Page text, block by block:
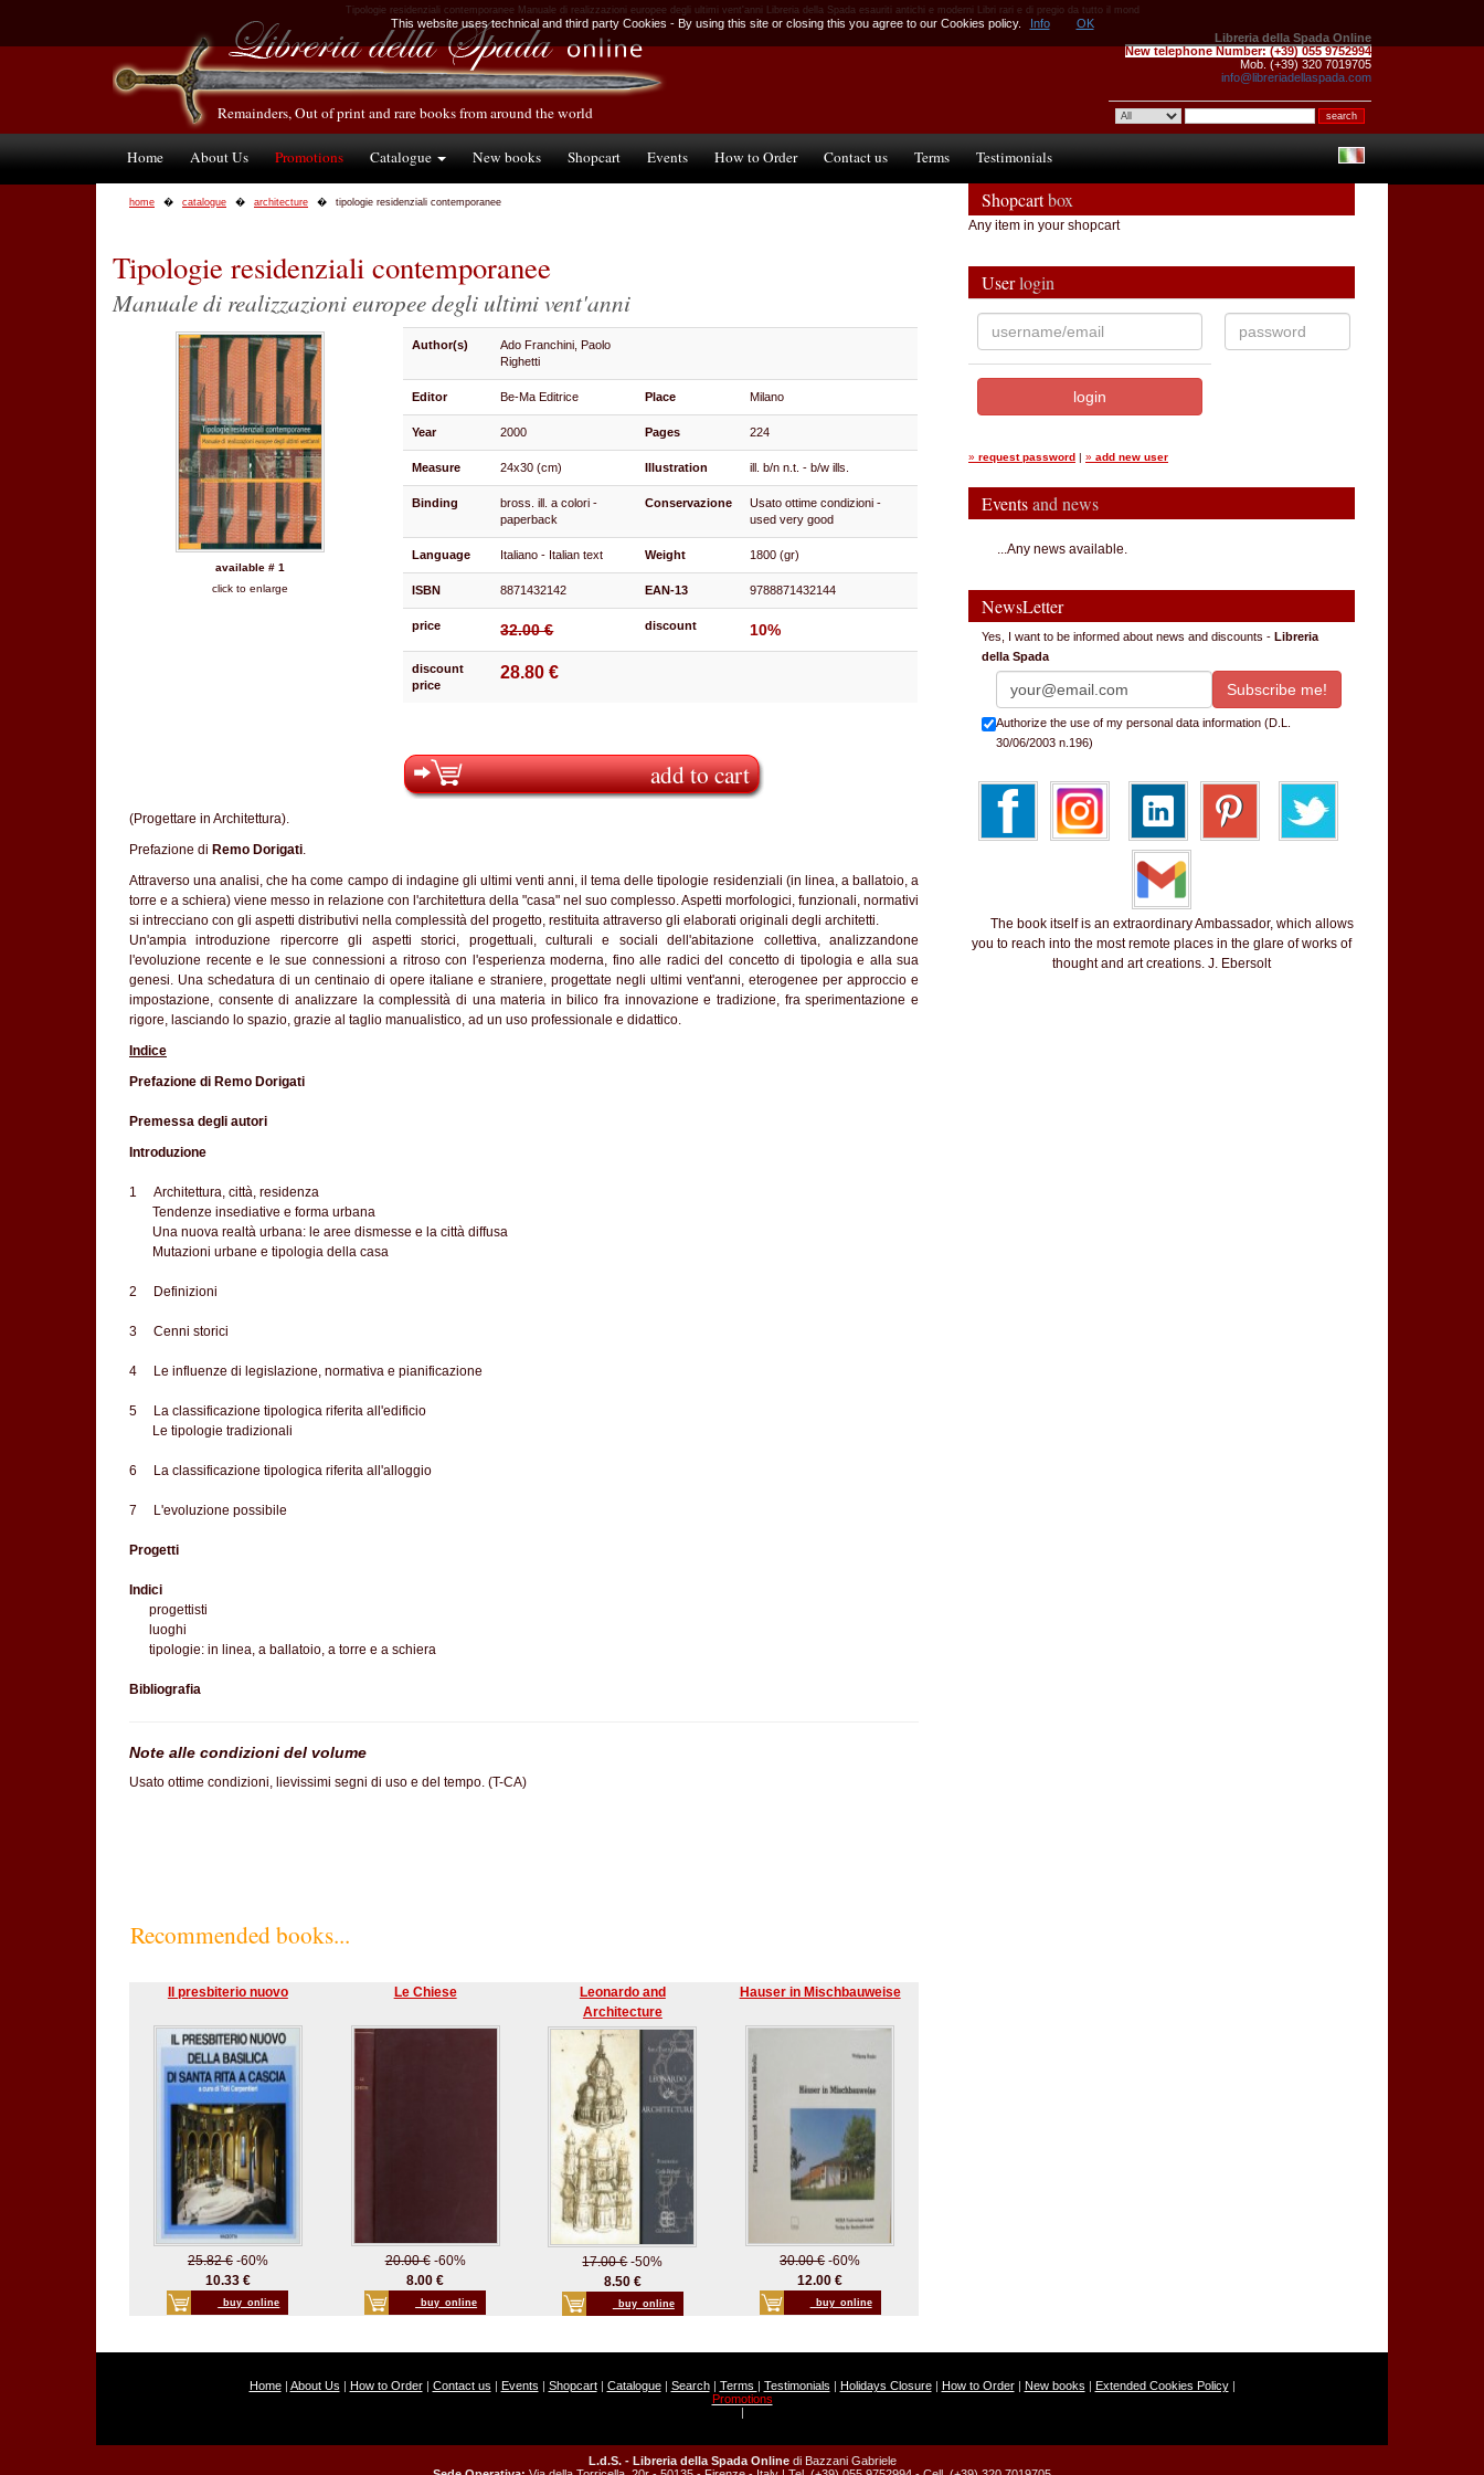
Tipologie residenziali contemporanee Manuale di realizzazioni europee degli ultimi vent'anni Libreria della Spada esauriti antichi e moderni Libri rari e di pregio da tutto il mond
Libreria della Spada Online
New telephone Number:(+39) 055 9752994
Mob. (+39) 320 7019705
info@libreriadellaspada.com
Remainders, Out of print and rare books from around the world
Home About Us Promotions Catalogue New books Shopcart Events How to Order Contact us Terms Testimonials
home catalogue architecture tipologie residenziali contemporanee
Tipologie residenziali contemporanee
Manuale di realizzazioni europee degli ultimi vent'anni
available # 1
click to enlarge
Author(s)
Ado Franchini, Paolo
Righetti
Editor Be-Ma Editrice Place Milano
Year 2000 Pages 224
Measure 24x30 (cm) Illustration ill. b/n n.t. - b/w ills.
Binding
bross. ill. a colori -
paperback
Conservazione
Usato ottime condizioni -
used very good
Language Italiano - Italian text Weight 1800 (gr)
ISBN 8871432142 EAN-13 9788871432144
price 32.00 € discount 10%
discount
price
28.80 €
add to cart
(Progettare in Architettura).
Prefazione di Remo Dorigati.
Attraverso una analisi, che ha come campo di indagine gli ultimi venti anni, il tema delle tipologie residenziali (in linea, a ballatoio, a
torre e a schiera) viene messo in relazione con l'architettura della "casa" nel suo complesso. Aspetti morfologici, funzionali, normativi
si intrecciano con gli aspetti distributivi nella complessità del progetto, restituita attraverso gli elaborati originali degli architetti.
Un'ampia introduzione ripercorre gli aspetti storici, progettuali, culturali e sociali dell'abitazione collettiva, analizzandone
l'evoluzione recente e le sue connessioni a ritroso con l'esperienza moderna, fino alle radici del concetto di tipologia e alla sua
genesi. Una schedatura di un centinaio di opere italiane e straniere, progettate negli ultimi vent'anni, eterogenee per approccio e
impostazione, consente di analizzare la complessità di una materia in bilico fra innovazione e tradizione, fra sperimentazione e
rigore, lasciando lo spazio, grazie al taglio manualistico, ad un uso professionale e didattico.
Indice
Prefazione di Remo Dorigati
Premessa degli autori
Introduzione
1 Architettura, città, residenza
Tendenze insediative e forma urbana
Una nuova realtà urbana: le aree dismesse e la città diffusa
Mutazioni urbane e tipologia della casa
2 Definizioni
3 Cenni storici
4 Le influenze di legislazione, normativa e pianificazione
5 La classificazione tipologica riferita all'edificio
Le tipologie tradizionali
6 La classificazione tipologica riferita all'alloggio
7 L'evoluzione possibile
Progetti
Indici
progettisti
luoghi
tipologie: in linea, a ballatoio, a torre e a schiera
Bibliografia
Note alle condizioni del volume
Usato ottime condizioni, lievissimi segni di uso e del tempo. (T-CA)
Recommended books...
Il presbiterio nuovo
25.82 €-60%
10.33 €
_buy_online
Le Chiese
20.00 €-60%
8.00 €
_buy_online
Leonardo and
Architecture
17.00 €-50%
8.50 €
_buy_online
Hauser in Mischbauweise
30.00 €-60%
12.00 €
_buy_online
Shopcartbox
Any item in your shopcart
Userlogin
» request password | » add new user
Eventsand news
...Any news available.
NewsLetter
Yes, I want to be informed about news and discounts - Libreria
della Spada
Authorize the use of my personal data information (D.L.
30/06/2003 n.196)
The book itself is an extraordinary Ambassador, which allows
you to reach into the most remote places in the glare of works of
thought and art creations. J. Ebersolt
Home| About Us | How to Order| Contact us | Events | Shopcart| Catalogue| Search| Terms | Testimonials | Holidays Closure| How to Order| New books | Extended Cookies Policy|
Promotions
|
L.d.S. - Libreria della Spada Online di Bazzani Gabriele
This website uses technical and third party Cookies - By using this site or closing this you agree to our Cookies policy. Info OK